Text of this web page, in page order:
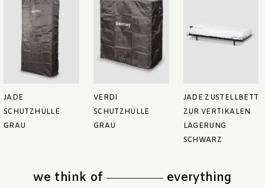
JADE
SCHUTZHÜLLE
GRAU
VERDI
SCHUTZHÜLLE
GRAU
JADE ZUSTELLBETT
ZUR VERTIKALEN
LAGERUNG
SCHWARZ
we think of everything